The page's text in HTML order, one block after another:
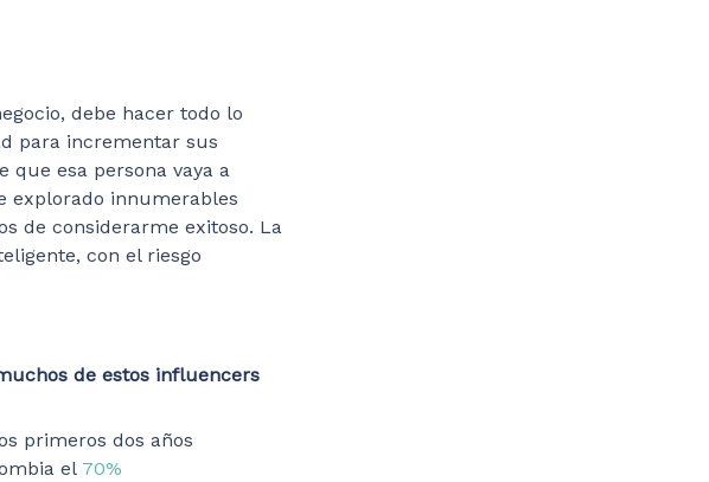
debe hacer todo lo
para incrementar sus
que esa persona vaya a
explorado innumerables
de considerarme exitoso. La
con el riesgo
de estos influencers
primeros dos años
el 70%